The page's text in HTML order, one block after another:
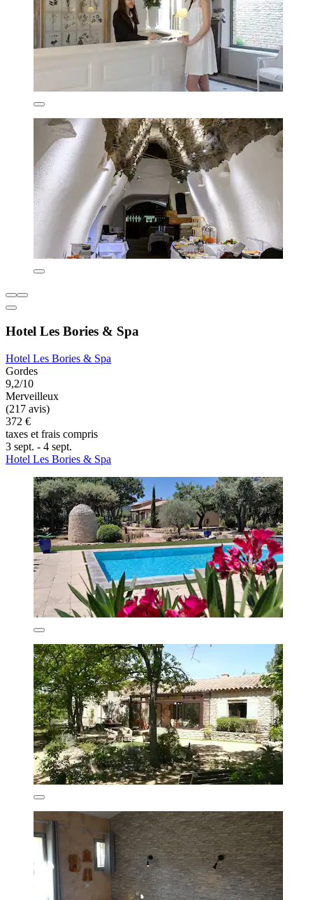
Hotel Les Bories & Spa
Hotel Les Bories & Spa
Gordes
9,2/10
Merveilleux
(217 avis)
372 €
taxes et frais compris
3 sept. - 4 sept.
Hotel Les Bories & Spa